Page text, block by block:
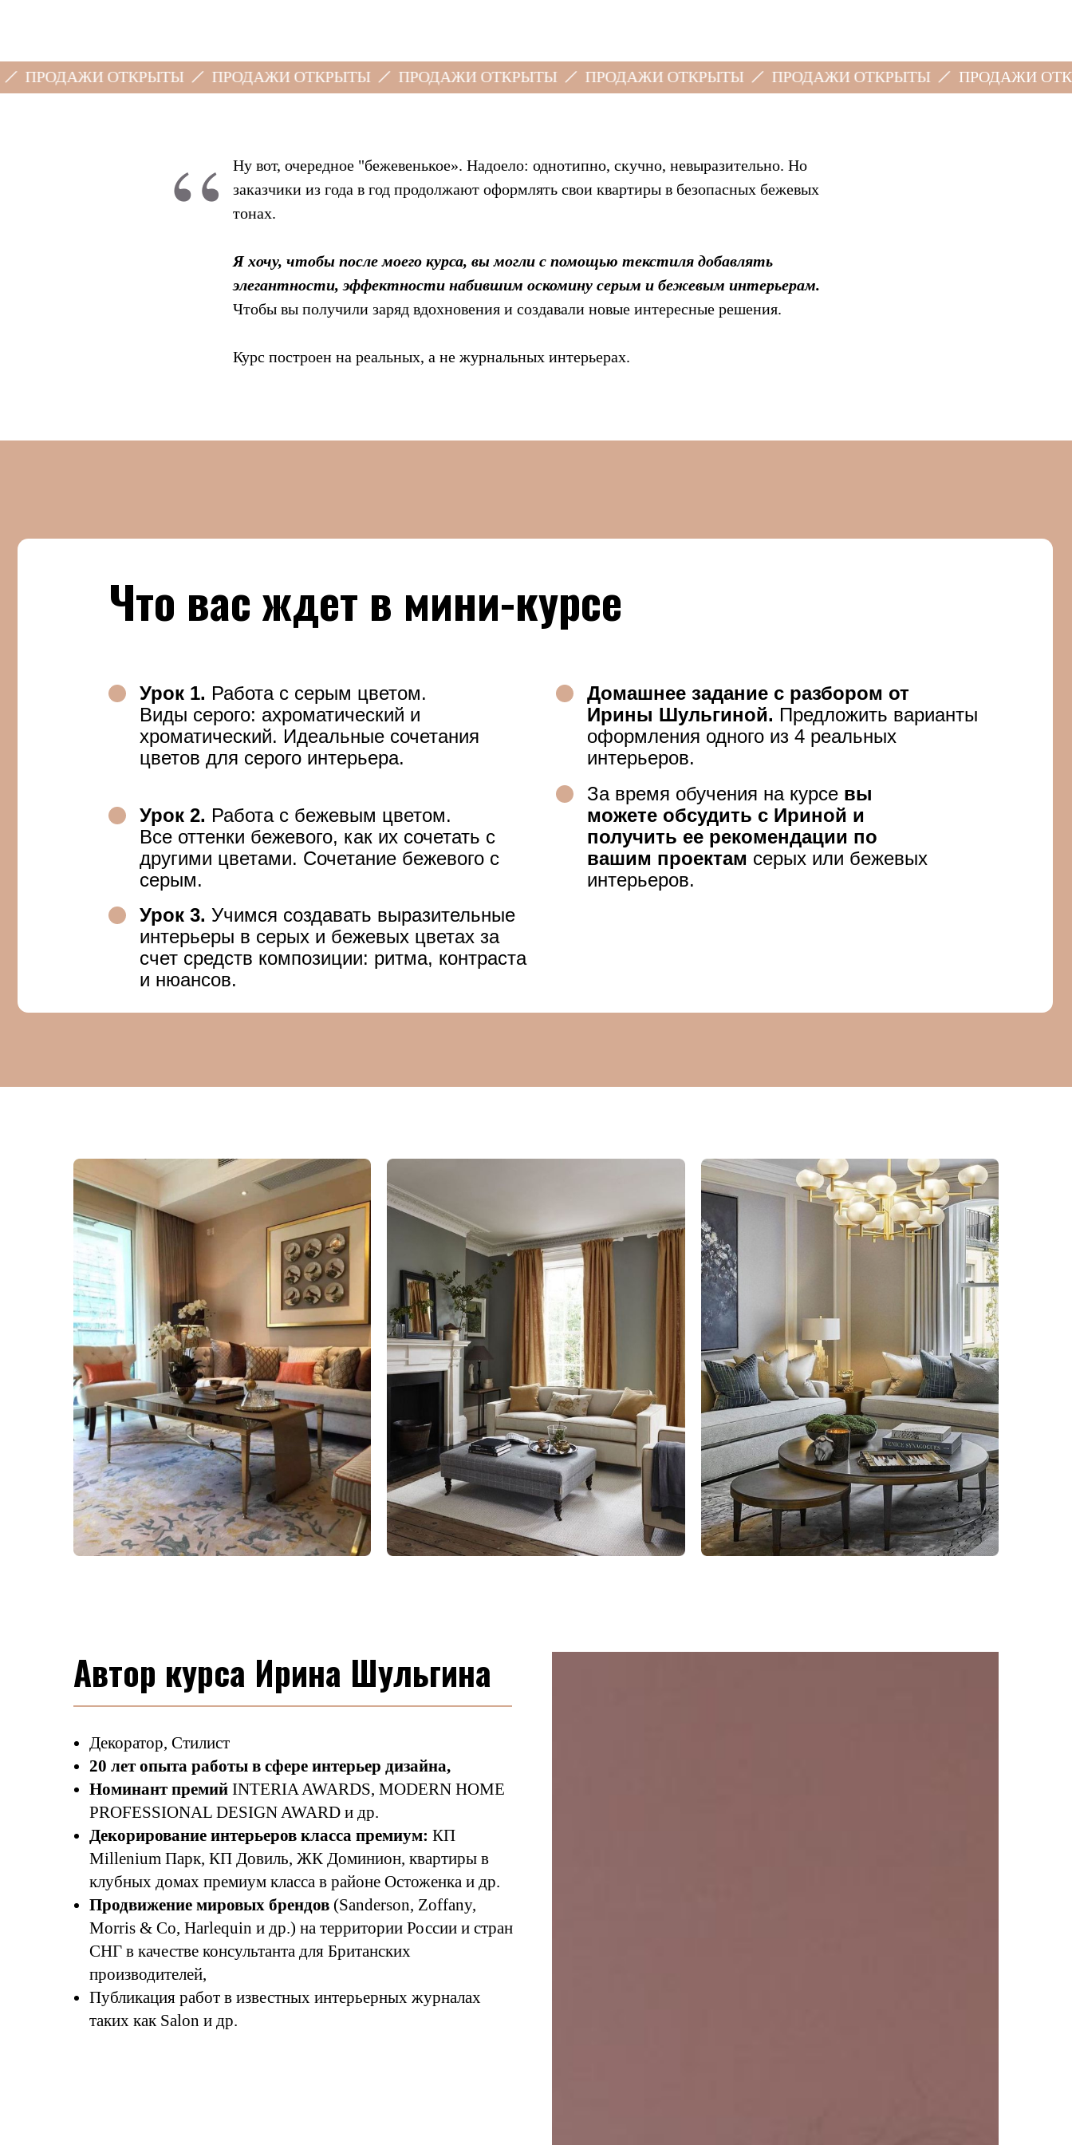
ОТКРЫТЫ ПРОДАЖИ ОТКРЫТЫ ПРОДАЖИ ОТКРЫТЫ ПРОДАЖИ ОТКРЫТЫ ПРОДАЖИ ОТКРЫТЫ ПРОДАЖИ ОТКРЫТЫ
“
Ну вот, очередное "бежевенькое». Надоело: однотипно, скучно, невыразительно. Но
заказчики из года в год продолжают оформлять свои квартиры в безопасных бежевых
тонах.
Я хочу, чтобы после моего курса, вы могли с помощью текстиля добавлять
элегантности, эффектности набившим оскомину серым и бежевым интерьерам.
Чтобы вы получили заряд вдохновения и создавали новые интересные решения.
Курс построен на реальных, а не журнальных интерьерах.
Что вас ждет в мини-курсе
Урок 1.Работа с серым цветом.
хроматический. Идеальные сочетания
цветов для серого интерьера.
Домашнее задание с разбором от
интерьеров.
За время обучения на курсе
вашим проектамсерых или бежевых
интерьеров.
другими цветами. Сочетание бежевого с
серым.
Урок 3.Учимся создавать выразительные
интерьеры в серых и бежевых цветах за
Автор курса Ирина Шульгина
Декоратор, Стилист
20 лет опыта работы в сфере интерьер дизайна,
Номинант премий INTERIA AWARDS, MODERN HOME
PROFESSIONAL DESIGN AWARD и др.
Декорирование интерьеров класса премиум: КП
Millenium Парк, КП Довиль, ЖК Доминион, квартиры в
клубных домах премиум класса в районе Остоженка и др.
Продвижение мировых брендов (Sanderson, Zoffany,
Morris & Co, Harlequin и др.) на территории России и стран
СНГ в качестве консультанта для Британских
производителей,
Публикация работ в известных интерьерных журналах
таких как Salon и др.